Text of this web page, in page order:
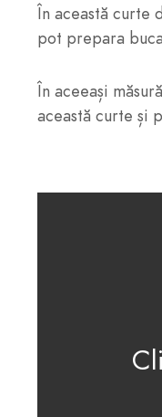
În această curte
pot prepara
În aceeași
această curte și